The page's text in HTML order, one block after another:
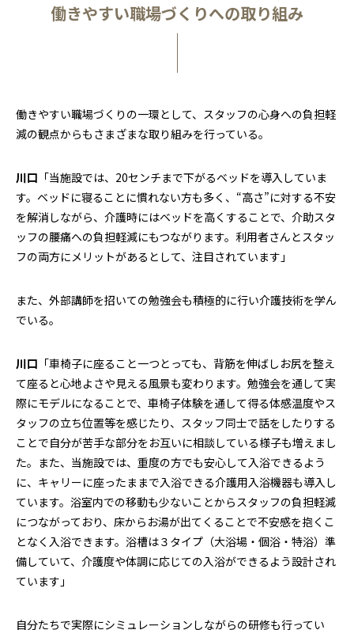
働きやすい職場づくりへの取り組み
働きやすい職場づくりの一環として、スタッフの心身への負担軽
減の観点からもさまざまな取り組みを行っている。
川口 「当施設では、20センチまで下がるベッドを導入していま
す。ベッドに寝ることに慣れない方も多く、“高さ”に対する不安
を解消しながら、介護時にはベッドを高くすることで、介助スタ
ッフの腰痛への負担軽減にもつながります。利用者さんとスタッ
フの両方にメリットがあるとして、注目されています」
また、外部講師を招いての勉強会も積極的に行い介護技術を学ん
でいる。
川口 「車椅子に座ること一つとっても、背筋を伸ばしお尻を整え
て座ると心地よさや見える風景も変わります。勉強会を通して実
際にモデルになることで、車椅子体験を通して得る体感温度やス
タッフの立ち位置等を感じたり、スタッフ同士で話をしたりする
ことで自分が苦手な部分をお互いに相談している様子も増えまし
た。また、当施設では、重度の方でも安心して入浴できるよう
に、キャリーに座ったままで入浴できる介護用入浴機器も導入し
ています。浴室内での移動も少ないことからスタッフの負担軽減
につながっており、床からお湯が出てくることで不安感を抱くこ
となく入浴できます。浴槽は３タイプ（大浴場・個浴・特浴）準
備していて、介護度や体調に応じての入浴ができるよう設計され
ています」
自分たちで実際にシミュレーションしながらの研修も行ってい